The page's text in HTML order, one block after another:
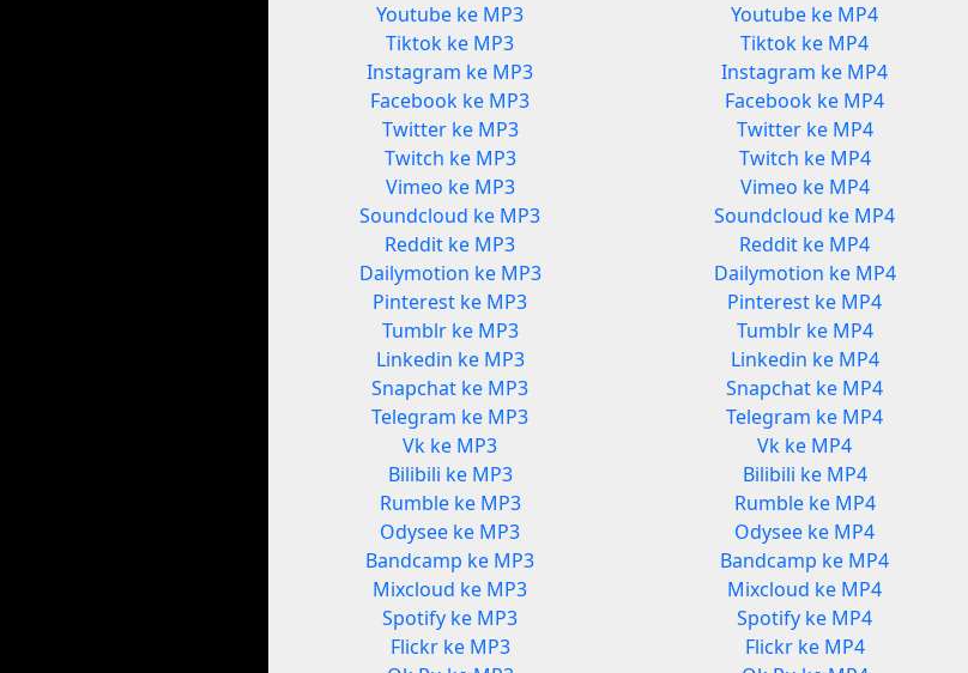
Youtube ke MP3
Tiktok ke MP3
Instagram ke MP3
Facebook ke MP3
Twitter ke MP3
Twitch ke MP3
Vimeo ke MP3
Soundcloud ke MP3
Reddit ke MP3
Dailymotion ke MP3
Pinterest ke MP3
Tumblr ke MP3
Linkedin ke MP3
Snapchat ke MP3
Telegram ke MP3
Vk ke MP3
Bilibili ke MP3
Rumble ke MP3
Odysee ke MP3
Bandcamp ke MP3
Mixcloud ke MP3
Spotify ke MP3
Flickr ke MP3
Youtube ke MP4
Tiktok ke MP4
Instagram ke MP4
Facebook ke MP4
Twitter ke MP4
Twitch ke MP4
Vimeo ke MP4
Soundcloud ke MP4
Reddit ke MP4
Dailymotion ke MP4
Pinterest ke MP4
Tumblr ke MP4
Linkedin ke MP4
Snapchat ke MP4
Telegram ke MP4
Vk ke MP4
Bilibili ke MP4
Rumble ke MP4
Odysee ke MP4
Bandcamp ke MP4
Mixcloud ke MP4
Spotify ke MP4
Flickr ke MP4